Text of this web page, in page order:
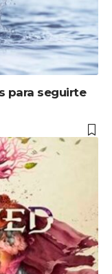
para seguirte